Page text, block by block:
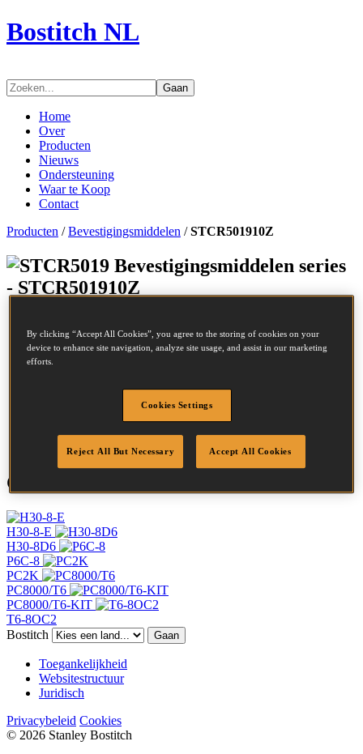
Bostitch NL
Gaan
Home
Over
Producten
Nieuws
Ondersteuning
Waar te Koop
Contact
Producten /Bevestigingsmiddelen /STCR501910Z
Bevestigingsmiddelen series
- STCR501910Z
Omschrijving
STCR5019 STAPLE10MM GALV 5M
Lengte
Compatibel gereedschap
H30-8-E
H30-8D6
P6C-8
PC2K
PC8000/T6
PC8000/T6-KIT
T6-8OC2
Bostitch
Gaan
Toegankelijkheid
Websitestructuur
Juridisch
Privacybeleid Cookies
© 2026 Stanley Bostitch
By clicking “Accept All Cookies”, you agree to the storing of cookies on your
device to enhance site navigation, analyze site usage, and assist in our marketing
efforts.
Cookies Settings
Reject All But Necessary Accept All Cookies